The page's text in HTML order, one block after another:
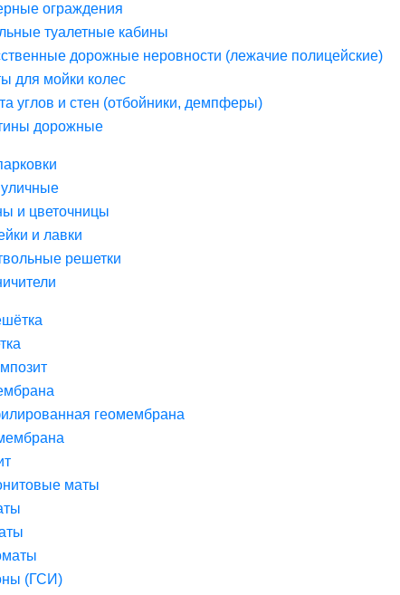
ограждения
туалетные кабины
дорожные неровности (лежачие полицейские)
для мойки колес
углов и стен (отбойники, демпферы)
дорожные
и цветочницы
и лавки
решетки
геомембрана
маты
(ГСИ)